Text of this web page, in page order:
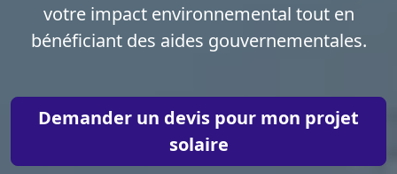
votre impact environnemental tout en
bénéficiant des aides gouvernementales.
Demander un devis pour mon projet
solaire